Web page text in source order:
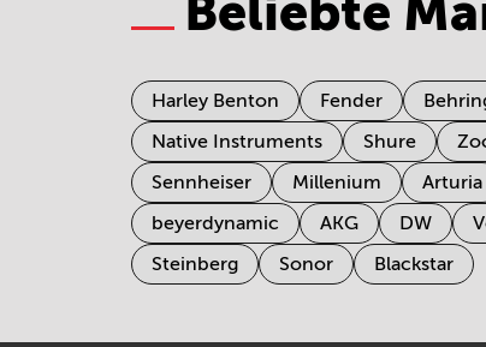
Beliebte
Harley Benton Fender
Native Instruments
Shure
Sennheiser
Millenium Arturia
beyerdynamic
AKG DW
Steinberg
Sonor Blackstar